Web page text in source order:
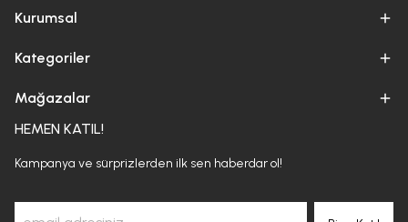
Kurumsal
Kategoriler
Mağazalar
HEMEN KATIL!
Kampanya ve sürprizlerden ilk sen haberdar ol!